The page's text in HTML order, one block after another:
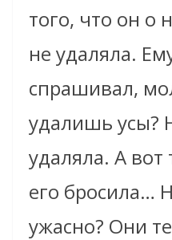
того, что он о
не удаляла.
спрашивал,
удалишь усы?
удаляла. А вот
его бросила…
ужасно? Они